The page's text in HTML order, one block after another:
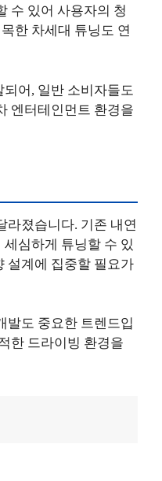
수 있어 사용자의 청
한 차세대 튜닝도 연
어, 일반 소비자들도
엔터테인먼트 환경을
라졌습니다. 기존 내연
심하게 튜닝할 수 있
설계에 집중할 필요가
발도 중요한 트렌드입
한 드라이빙 환경을